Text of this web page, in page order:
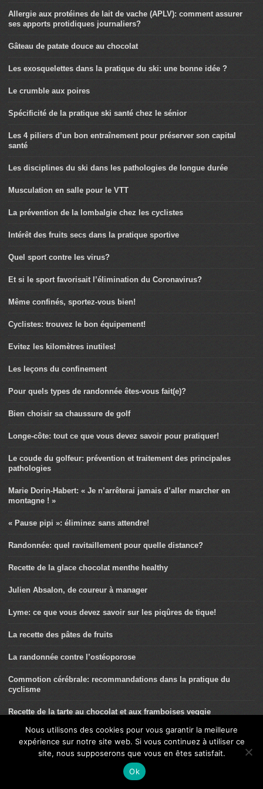
Allergie aux protéines de lait de vache (APLV): comment assurer
ses apports protidiques journaliers?
Gâteau de patate douce au chocolat
Les exosquelettes dans la pratique du ski: une bonne idée ?
Le crumble aux poires
Spécificité de la pratique ski santé chez le sénior
Les 4 piliers d’un bon entraînement pour préserver son capital
santé
Les disciplines du ski dans les pathologies de longue durée
Musculation en salle pour le VTT
La prévention de la lombalgie chez les cyclistes
Intérêt des fruits secs dans la pratique sportive
Quel sport contre les virus?
Et si le sport favorisait l’élimination du Coronavirus?
Même confinés, sportez-vous bien!
Cyclistes: trouvez le bon équipement!
Evitez les kilomètres inutiles!
Les leçons du confinement
Pour quels types de randonnée êtes-vous fait(e)?
Bien choisir sa chaussure de golf
Longe-côte: tout ce que vous devez savoir pour pratiquer!
Le coude du golfeur: prévention et traitement des principales
pathologies
Marie Dorin-Habert: « Je n’arrêterai jamais d’aller marcher en
montagne ! »
« Pause pipi »: éliminez sans attendre!
Randonnée: quel ravitaillement pour quelle distance?
Recette de la glace chocolat menthe healthy
Julien Absalon, de coureur à manager
Lyme: ce que vous devez savoir sur les piqûres de tique!
La recette des pâtes de fruits
La randonnée contre l’ostéoporose
Commotion cérébrale: recommandations dans la pratique du
cyclisme
Recette de la tarte au chocolat et aux framboises veggie
Arthrose et randonnée: c’est possible!
Recette des scones aux cranberries
Nous utilisons des cookies pour vous garantir la meilleure
expérience sur notre site web. Si vous continuez à utiliser ce
site, nous supposerons que vous en êtes satisfait.
Ok